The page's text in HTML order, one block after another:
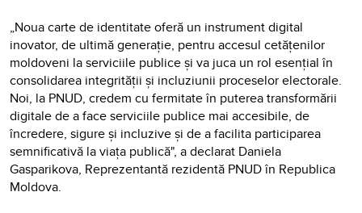
„Noua carte de identitate oferă un instrument digital
inovator, de ultimă generație, pentru accesul cetățenilor
moldoveni la serviciile publice și va juca un rol esențial în
consolidarea integrității și incluziunii proceselor electorale.
Noi, la PNUD, credem cu fermitate în puterea transformării
digitale de a face serviciile publice mai accesibile, de
încredere, sigure și incluzive și de a facilita participarea
semnificativă la viața publică", a declarat Daniela
Gasparikova, Reprezentantă rezidentă PNUD în Republica
Moldova.